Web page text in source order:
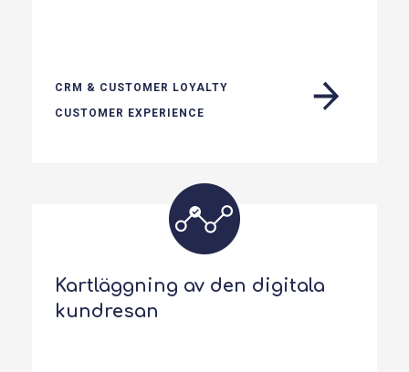
CRM & CUSTOMER LOYALTY
CUSTOMER EXPERIENCE
Kartläggning av den digitala
kundresan